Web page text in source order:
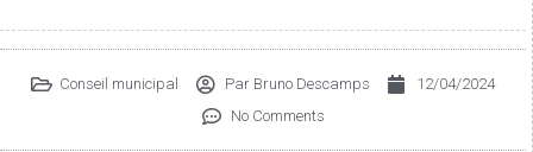
Conseil municipal Par Bruno Descamps
12/04/2024
No Comments